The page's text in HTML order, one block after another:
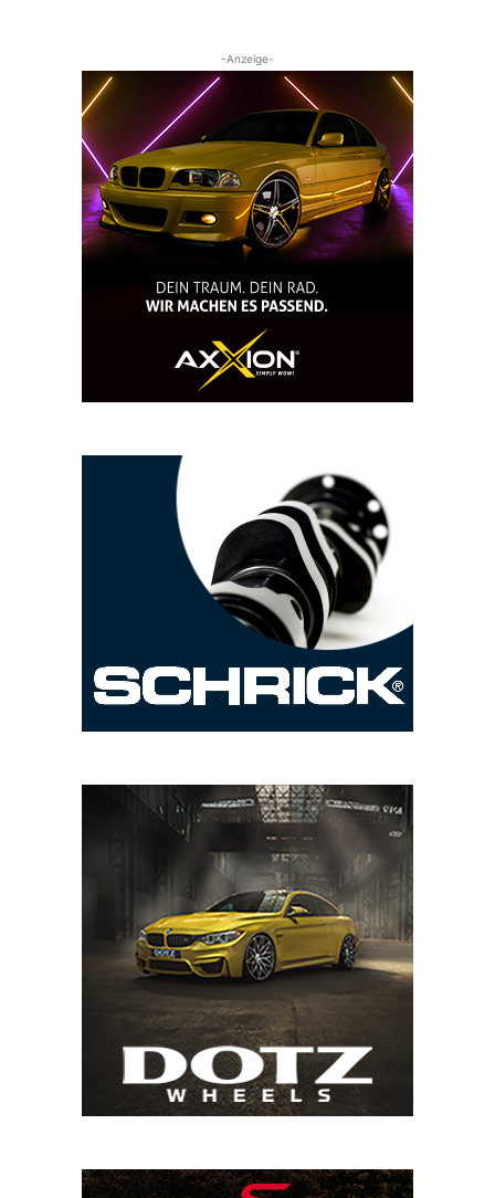
-Anzeige-